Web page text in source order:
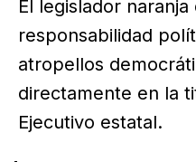
El legislador
responsabilidad
atropellos
directamente en la
Ejecutivo estatal.